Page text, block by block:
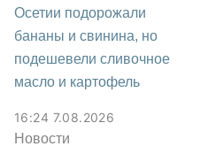
16:24 7.08.2026
Новости